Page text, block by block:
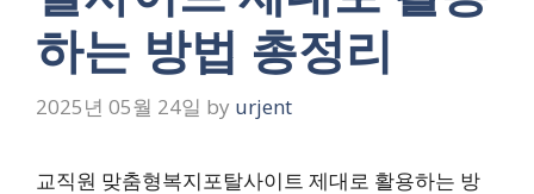
하는 방법 총정리
2025년 05월 24일 by urjent
교직원 맞춤형복지포탈사이트 제대로 활용하는 방